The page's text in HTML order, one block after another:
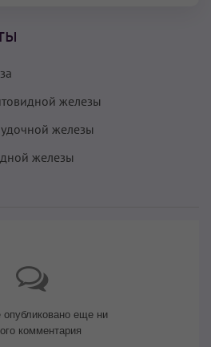
железы
железы
железы
опубликовано еще ни
комментария